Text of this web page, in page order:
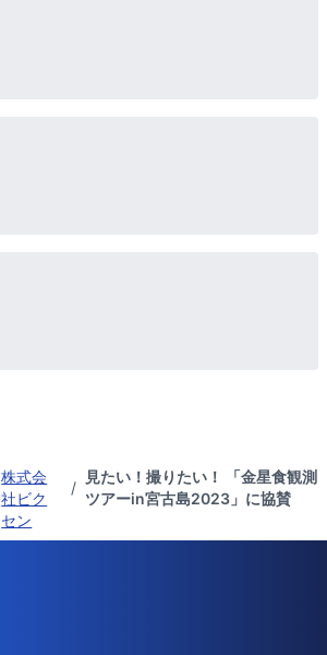
株式会
社ビク
セン
/
見たい！撮りたい！ 「金星食観測
ツアーin宮古島2023」に協賛